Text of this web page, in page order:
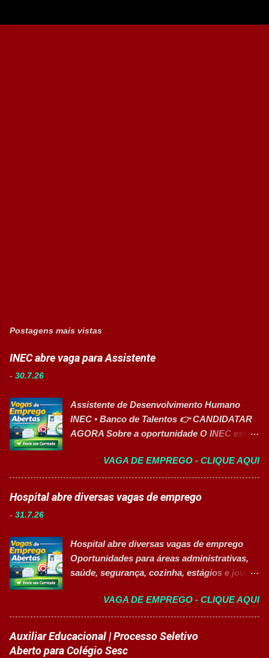
Postagens mais vistas
INEC abre vaga para Assistente
- 30.7.26
Assistente de Desenvolvimento Humano
INEC • Banco de Talentos 👉 CANDIDATAR
AGORA Sobre a oportunidade O INEC está
Talentos da função de Assistente de
Desenvolvimento Humano . O profissional
dará suporte às atividades de Recursos
Humanos, recrutamento e seleção,
profissionais organizados, comunicativos e
que desejam desenvolver carreira na área de
Gestão de Pessoas. Salário R$ 2.236,38
recrutamento e seleção. Realizar
atendimento aos colaboradores. Dar suporte
às rotinas de Departamento Pessoal.
Acompanhar e controlar benefícios.
VAGA DE EMPREGO - CLIQUE AQUI
Hospital abre diversas vagas de emprego
- 31.7.26
Hospital abre diversas vagas de emprego
Oportunidades para áreas administrativas,
saúde, segurança, cozinha, estágios e jovem
as oportunidades disponíveis Um dos
maiores hospitais da região está com novas
vagas abertas para contratação em
diferentes setores. As oportunidades
VAGA DE EMPREGO - CLIQUE AQUI
Auxiliar Educacional | Processo Seletivo
Aberto para Colégio Sesc